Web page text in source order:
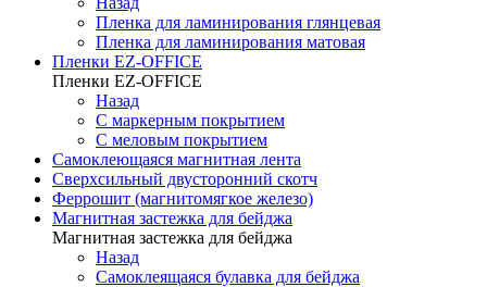
Пленка для ламинирования глянцевая
Пленка для ламинирования матовая
Пленки EZ-OFFICE
Пленки EZ-OFFICE
Назад
С маркерным покрытием
С меловым покрытием
Самоклеющаяся магнитная лента
Сверхсильный двусторонний скотч
Феррошит (магнитомягкое железо)
Магнитная застежка для бейджа
Магнитная застежка для бейджа
Назад
Самоклеящаяся булавка для бейджа